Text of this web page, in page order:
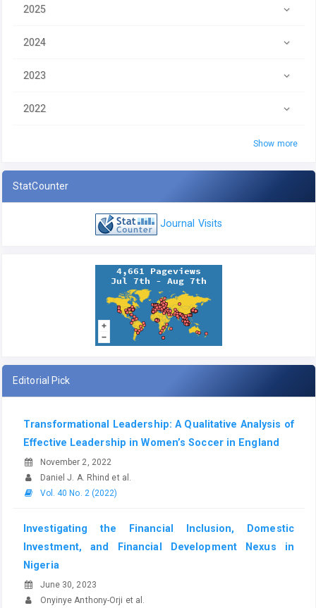
2025
2024
2023
2022
Show more
StatCounter
Journal Visits
Editorial Pick
Transformational Leadership: A Qualitative Analysis of
Effective Leadership in Women’s Soccer in England
November 2, 2022
Daniel J. A. Rhind et al.
Vol. 40 No. 2 (2022)
Investigating the Financial Inclusion, Domestic
Investment, and Financial Development Nexus in
Nigeria
June 30, 2023
Onyinye Anthony-Orji et al.